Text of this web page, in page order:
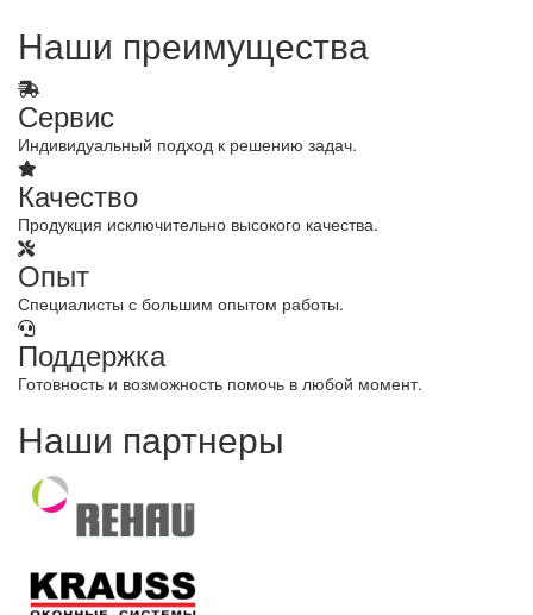
Наши преимущества
Сервис
Индивидуальный подход к решению задач.
Качество
Продукция исключительно высокого качества.
Опыт
Специалисты с большим опытом работы.
Поддержка
Готовность и возможность помочь в любой момент.
Наши партнеры